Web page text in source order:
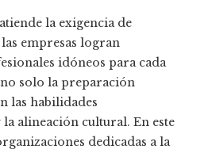
la exigencia de
empresas logran
idóneos para cada
solo la preparación
las habilidades
alineación cultural. En este
dedicadas a la